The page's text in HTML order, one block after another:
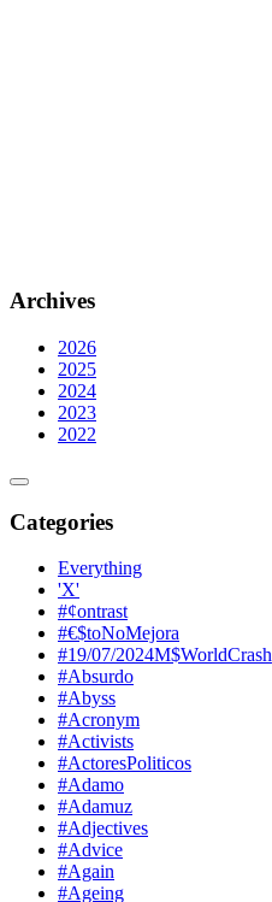
Archives
2026
2025
2024
2023
2022
Categories
Everything
'X'
#¢ontrast
#€$toNoMejora
#19/07/2024M$WorldCrash
#Absurdo
#Abyss
#Acronym
#Activists
#ActoresPoliticos
#Adamo
#Adamuz
#Adjectives
#Advice
#Again
#Ageing